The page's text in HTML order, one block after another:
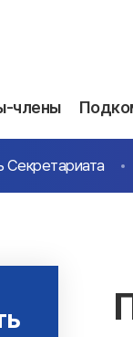
члены
Секретариата